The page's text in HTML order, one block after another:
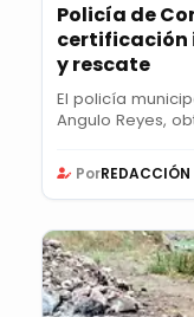
Policía de
certificación
y rescate
El policía
Angulo Reyes,
PorREDACCIÓN